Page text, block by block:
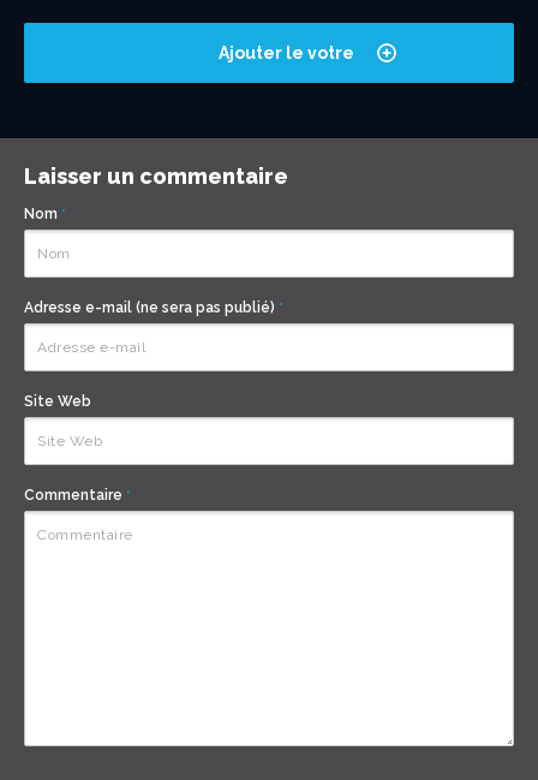
Ajouter le votre
Laisser un commentaire
Nom *
Adresse e-mail (ne sera pas publié) *
Site Web
Commentaire *